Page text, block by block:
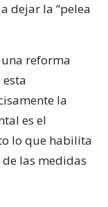
dejar la “pelea
reforma
la
es el
lo que habilita
las medidas